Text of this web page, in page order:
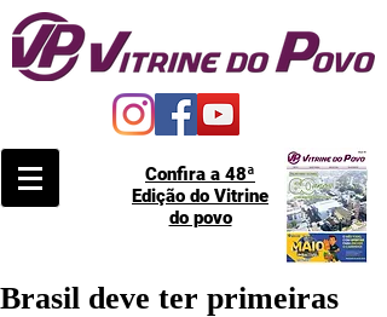
Confira a 48ª
Edição do Vitrine
do povo
Brasil deve ter primeiras